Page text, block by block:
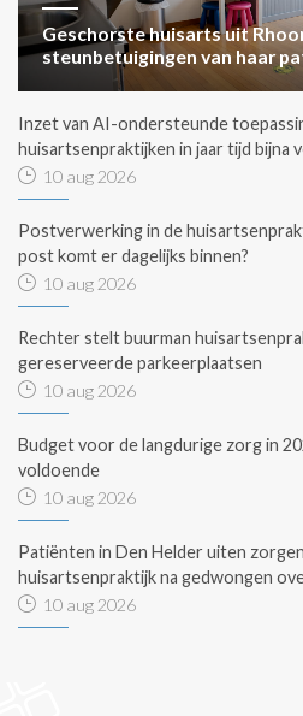
Geschorste huisarts uit
steunbetuigingen van haar
Inzet van AI-ondersteunde
huisartsenpraktijken in jaar tijd bijna
10 aug 2026
Postverwerking in de
post komt er dagelijks binnen?
10 aug 2026
Rechter stelt buurman
gereserveerde parkeerplaatsen
10 aug 2026
Budget voor de langdurige zorg in
voldoende
10 aug 2026
Patiënten in Den Helder uiten
huisartsenpraktijk na gedwongen
10 aug 2026